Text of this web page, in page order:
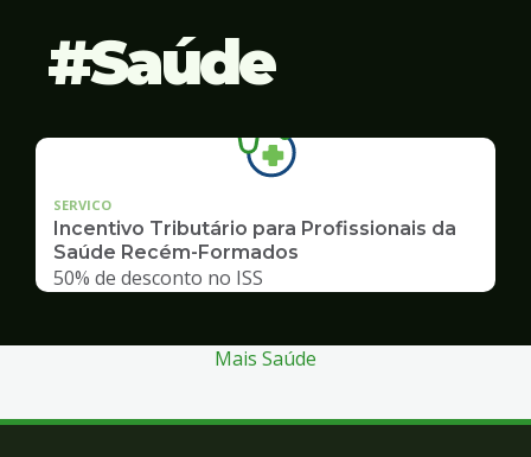
Saúde
SERVICO
Incentivo Tributário para Profissionais da
Saúde Recém-Formados
50% de desconto no ISS
Mais Saúde